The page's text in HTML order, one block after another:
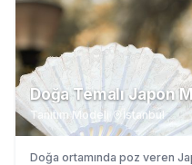
Doğa Temalı Japon
Tanıtım Modeli İstanbul
Doğa ortamında poz veren